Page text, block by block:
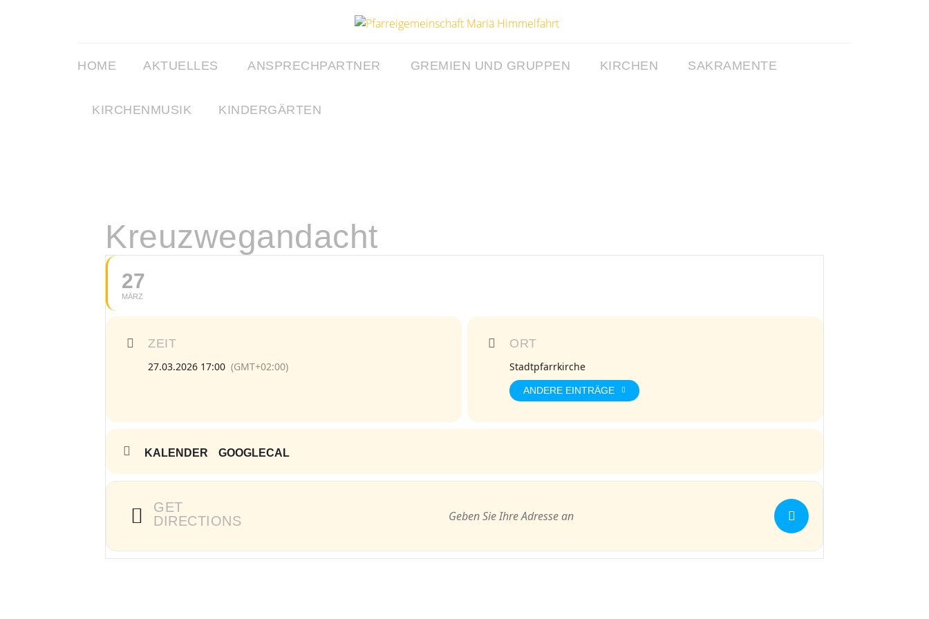
HOME AKTUELLES ANSPRECHPARTNER GREMIEN UND GRUPPEN KIRCHEN SAKRAMENTE
KIRCHENMUSIK KINDERGÄRTEN
Kreuzwegandacht
27
MÄRZ
ZEIT
27.03.2026 17:00 (GMT+02:00)
ORT
Stadtpfarrkirche
ANDERE EINTRÄGE
KALENDER GOOGLECAL
GET
DIRECTIONS